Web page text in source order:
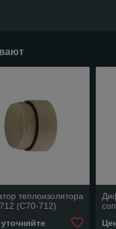
теплоизолятора
(C70-712)